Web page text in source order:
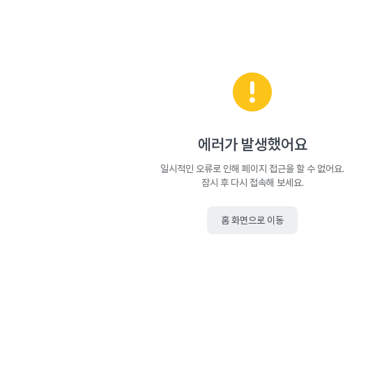
에러가 발생했어요
일시적인 오류로 인해 페이지 접근을 할 수 없어요.
잠시 후 다시 접속해 보세요.
홈 화면으로 이동